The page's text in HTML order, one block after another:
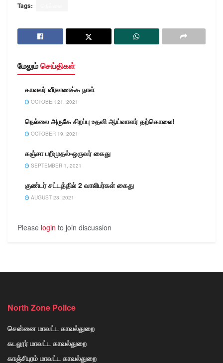
Tags:
மேலும்செய்திகள்
காவலர் வீரவணக்க நாள்
OCTOBER 21, 2021
நெல்லை அருகே சிறப்பு உதவி ஆய்வாளர் தற்கொலை!
OCTOBER 19, 2021
கஞ்சா பறிமுதல்-ஒருவர் கைது
SEPTEMBER 1, 2021
குண்டர் சட்டத்தில் 2 வாலிபர்கள் கைது
AUGUST 28, 2021
Please login to join discussion
North Zone Police
சென்னை மாவட்ட காவல்துறை
கடலூர் மாவட்ட காவல்துறை
காஞ்சிபுரம் மாவட்ட காவல்துறை